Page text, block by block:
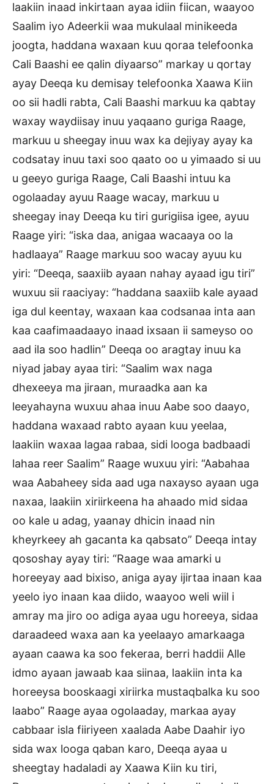
laakiin inaad inkirtaan ayaa idiin fiican, waayoo
Saalim iyo Adeerkii waa mukulaal minikeeda
joogta, haddana waxaan kuu qoraa telefoonka
Cali Baashi ee qalin diyaarso” markay u qortay
ayay Deeqa ku demisay telefoonka Xaawa Kiin
oo sii hadli rabta, Cali Baashi markuu ka qabtay
waxay waydiisay inuu yaqaano guriga Raage,
markuu u sheegay inuu wax ka dejiyay ayay ka
codsatay inuu taxi soo qaato oo u yimaado si uu
u geeyo guriga Raage, Cali Baashi intuu ka
ogolaaday ayuu Raage wacay, markuu u
sheegay inay Deeqa ku tiri gurigiisa igee, ayuu
Raage yiri: “iska daa, anigaa wacaaya oo la
hadlaaya” Raage markuu soo wacay ayuu ku
yiri: “Deeqa, saaxiib ayaan nahay ayaad igu tiri”
wuxuu sii raaciyay: “haddana saaxiib kale ayaad
iga dul keentay, waxaan kaa codsanaa inta aan
kaa caafimaadaayo inaad ixsaan ii sameyso oo
aad ila soo hadlin” Deeqa oo aragtay inuu ka
niyad jabay ayaa tiri: “Saalim wax naga
dhexeeya ma jiraan, muraadka aan ka
leeyahayna wuxuu ahaa inuu Aabe soo daayo,
haddana waxaad rabto ayaan kuu yeelaa,
laakiin waxaa lagaa rabaa, sidi looga badbaadi
lahaa reer Saalim” Raage wuxuu yiri: “Aabahaa
waa Aabaheey sida aad uga naxayso ayaan uga
naxaa, laakiin xiriirkeena ha ahaado mid sidaa
oo kale u adag, yaanay dhicin inaad nin
kheyrkeey ah gacanta ka qabsato” Deeqa intay
qososhay ayay tiri: “Raage waa amarki u
horeeyay aad bixiso, aniga ayay ijirtaa inaan kaa
yeelo iyo inaan kaa diido, waayoo weli wiil i
amray ma jiro oo adiga ayaa ugu horeeya, sidaa
daraadeed waxa aan ka yeelaayo amarkaaga
ayaan caawa ka soo fekeraa, berri haddii Alle
idmo ayaan jawaab kaa siinaa, laakiin inta ka
horeeysa booskaagi xiriirka mustaqbalka ku soo
laabo” Raage ayaa ogolaaday, markaa ayay
cabbaar isla fiiriyeen xaalada Aabe Daahir iyo
sida wax looga qaban karo, Deeqa ayaa u
sheegtay hadaladi ay Xaawa Kiin ku tiri,